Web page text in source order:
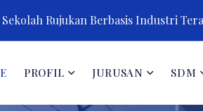
Sekolah Rujukan Berbasis Industri
PROFIL JURUSAN SDM